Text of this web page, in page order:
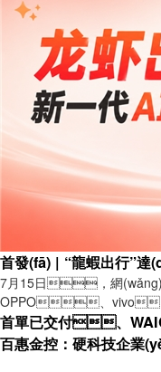
首發(fā) | “龍蝦出行”
7月15日，網(wǎng)
OPPO、vivo
首單已交付、
百惠金控：硬科技企業